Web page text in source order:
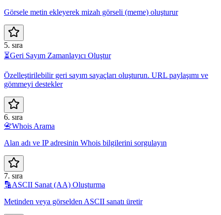
Görsele metin ekleyerek mizah görseli (meme) oluşturur
5. sıra
⏳Geri Sayım Zamanlayıcı Oluştur
Özelleştirilebilir geri sayım sayaçları oluşturun. URL paylaşımı ve
gömmeyi destekler
6. sıra
📇Whois Arama
Alan adı ve IP adresinin Whois bilgilerini sorgulayın
7. sıra
🔡ASCII Sanat (AA) Oluşturma
Metinden veya görselden ASCII sanatı üretir